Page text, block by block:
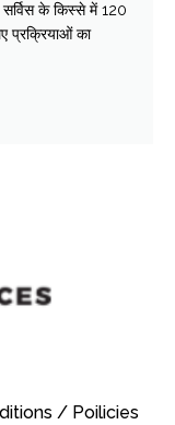
के किस्से में 120
प्रक्रियाओं का
/ Poilicies